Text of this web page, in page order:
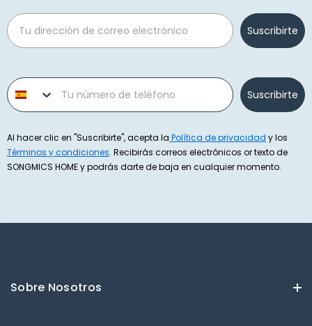
Email
Suscribirte
Phone number
Suscribirte
Al hacer clic en "Suscribirte", acepta la Política de privacidad y los
Términos y condiciones. Recibirás correos electrónicos or texto de
SONGMICS HOME y podrás darte de baja en cualquier momento.
Sobre Nosotros